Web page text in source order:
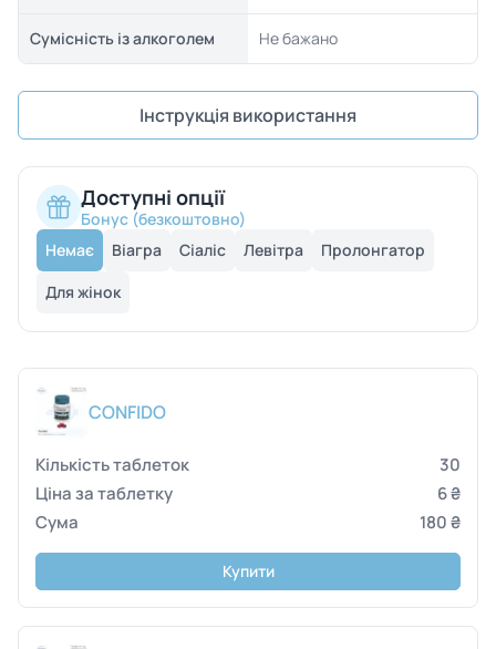
Сумісність із алкоголем Не бажано
Інструкція використання
Доступні опції
Бонус (безкоштовно)
Немає
Віагра Сіаліс Левітра
Пролонгатор
Для жінок
CONFIDO
30
6 ₴
180 ₴
Купити